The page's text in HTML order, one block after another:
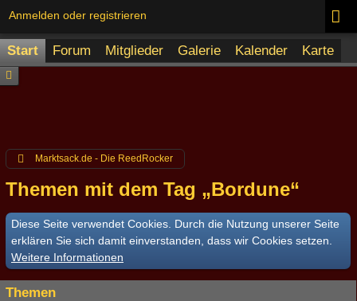
Anmelden oder registrieren
Start Forum Mitglieder Galerie Kalender Karte
Marktsack.de - Die ReedRocker
Themen mit dem Tag „Bordune“
Diese Seite verwendet Cookies. Durch die Nutzung unserer Seite
erklären Sie sich damit einverstanden, dass wir Cookies setzen.
Weitere Informationen
Themen